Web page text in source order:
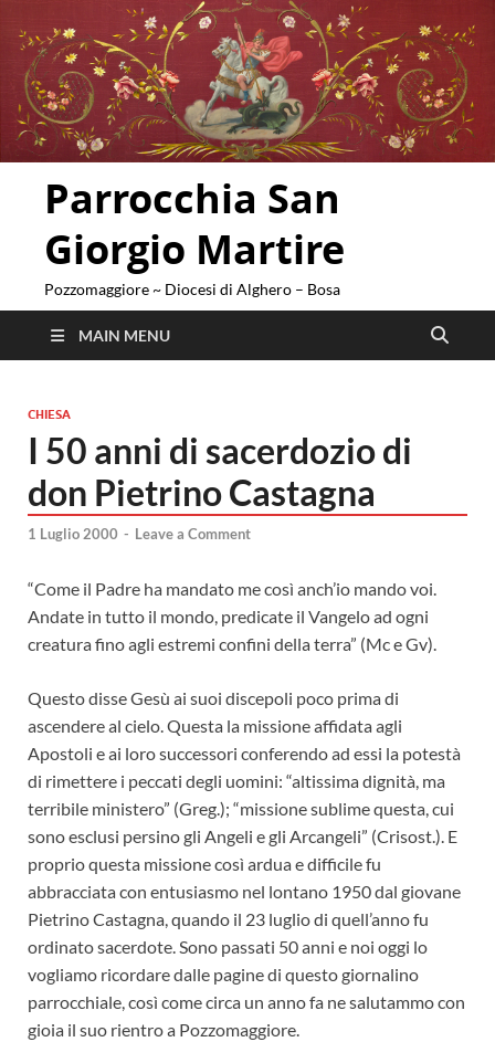
Parrocchia San
Giorgio Martire
Pozzomaggiore ~ Diocesi di Alghero – Bosa
MAIN MENU
CHIESA
I 50 anni di sacerdozio di
don Pietrino Castagna
1 Luglio 2000 - Leave a Comment
“Come il Padre ha mandato me così anch’io mando voi.
Andate in tutto il mondo, predicate il Vangelo ad ogni
creatura fino agli estremi confini della terra” (Mc e Gv).
Questo disse Gesù ai suoi discepoli poco prima di
ascendere al cielo. Questa la missione affidata agli
Apostoli e ai loro successori conferendo ad essi la potestà
di rimettere i peccati degli uomini: “altissima dignità, ma
terribile ministero” (Greg.); “missione sublime questa, cui
sono esclusi persino gli Angeli e gli Arcangeli” (Crisost.). E
proprio questa missione così ardua e difficile fu
abbracciata con entusiasmo nel lontano 1950 dal giovane
Pietrino Castagna, quando il 23 luglio di quell’anno fu
ordinato sacerdote. Sono passati 50 anni e noi oggi lo
vogliamo ricordare dalle pagine di questo giornalino
parrocchiale, così come circa un anno fa ne salutammo con
gioia il suo rientro a Pozzomaggiore.